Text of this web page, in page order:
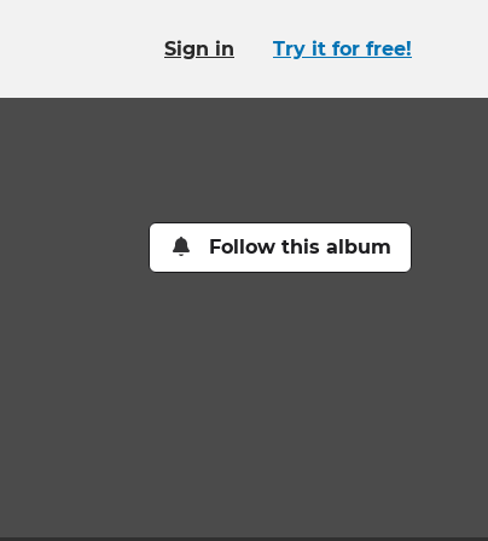
Sign in Try it for free!
Follow this album